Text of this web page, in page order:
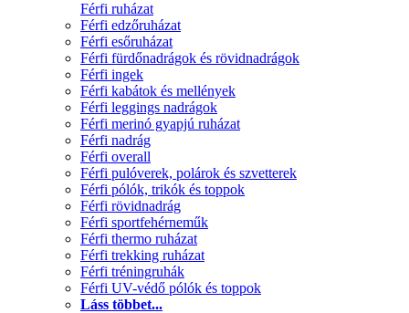
Férfi ruházat
Férfi edzőruházat
Férfi esőruházat
Férfi fürdőnadrágok és rövidnadrágok
Férfi ingek
Férfi kabátok és mellények
Férfi leggings nadrágok
Férfi merinó gyapjú ruházat
Férfi nadrág
Férfi overall
Férfi pulóverek, polárok és szvetterek
Férfi pólók, trikók és toppok
Férfi rövidnadrág
Férfi sportfehérneműk
Férfi thermo ruházat
Férfi trekking ruházat
Férfi tréningruhák
Férfi UV-védő pólók és toppok
Láss többet...